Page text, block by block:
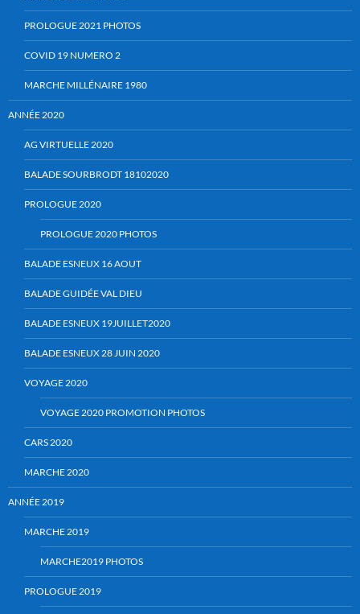
PROLOGUE 2021 PHOTOS
COVID 19 NUMERO 2
MARCHE MILLÉNAIRE 1980
ANNÉE 2020
AG VIRTUELLE 2020
BALADE SOURBRODT 18102020
PROLOGUE 2020
PROLOGUE 2020 PHOTOS
BALADE ESNEUX 16 AOUT
BALADE GUIDÉE VAL DIEU
BALADE ESNEUX 19JUILLET2020
BALADE ESNEUX 28 JUIN 2020
VOYAGE 2020
VOYAGE 2020 PROMOTION PHOTOS
CARS 2020
MARCHE 2020
ANNÉE 2019
MARCHE 2019
MARCHE2019 PHOTOS
PROLOGUE 2019